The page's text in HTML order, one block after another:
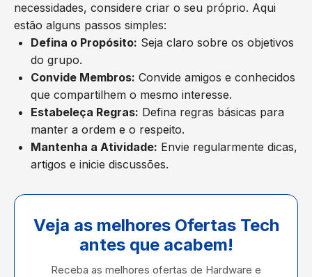
necessidades, considere criar o seu próprio. Aqui
estão alguns passos simples:
Defina o Propósito: Seja claro sobre os objetivos
do grupo.
Convide Membros: Convide amigos e conhecidos
que compartilhem o mesmo interesse.
Estabeleça Regras: Defina regras básicas para
manter a ordem e o respeito.
Mantenha a Atividade: Envie regularmente dicas,
artigos e inicie discussões.
Veja as melhores Ofertas Tech
antes que acabem!
Receba as melhores ofertas de Hardware e